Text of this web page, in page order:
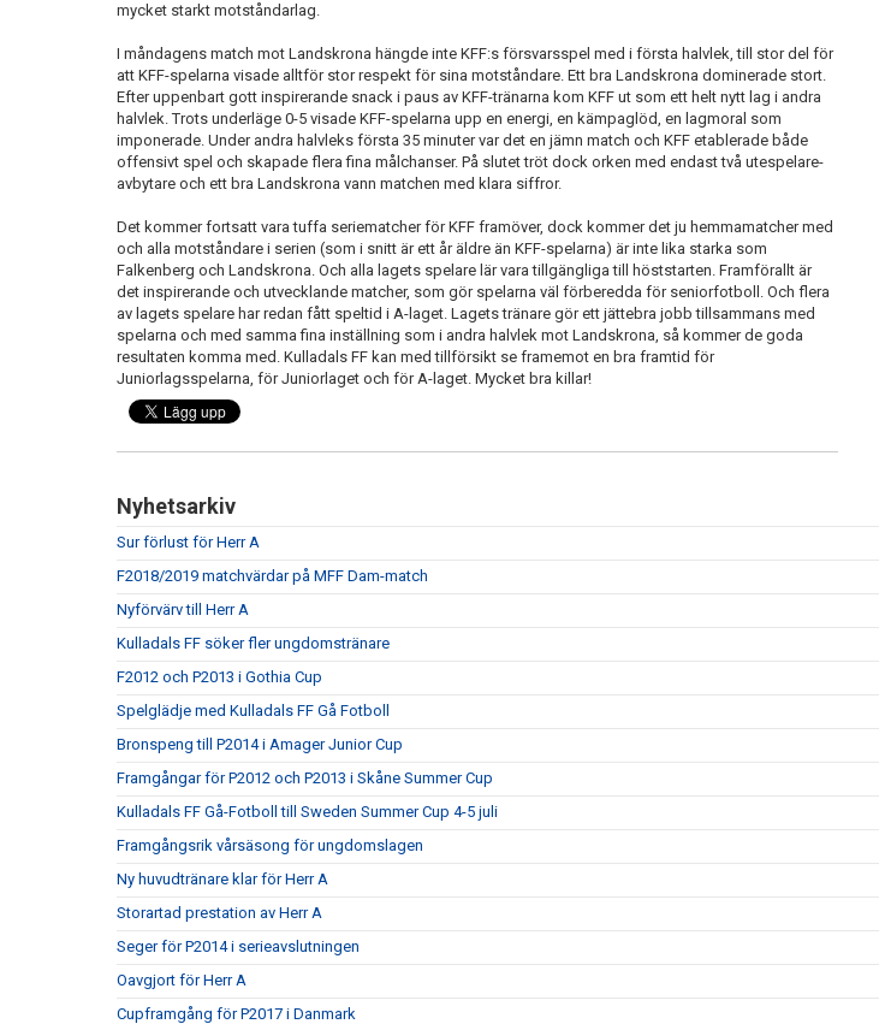
mycket starkt motståndarlag.
I måndagens match mot Landskrona hängde inte KFF:s försvarsspel med i första halvlek, till stor del för
att KFF-spelarna visade alltför stor respekt för sina motståndare. Ett bra Landskrona dominerade stort.
Efter uppenbart gott inspirerande snack i paus av KFF-tränarna kom KFF ut som ett helt nytt lag i andra
halvlek. Trots underläge 0-5 visade KFF-spelarna upp en energi, en kämpaglöd, en lagmoral som
imponerade. Under andra halvleks första 35 minuter var det en jämn match och KFF etablerade både
offensivt spel och skapade flera fina målchanser. På slutet tröt dock orken med endast två utespelare-
avbytare och ett bra Landskrona vann matchen med klara siffror.
Det kommer fortsatt vara tuffa seriematcher för KFF framöver, dock kommer det ju hemmamatcher med
och alla motståndare i serien (som i snitt är ett år äldre än KFF-spelarna) är inte lika starka som
Falkenberg och Landskrona. Och alla lagets spelare lär vara tillgängliga till höststarten. Framförallt är
det inspirerande och utvecklande matcher, som gör spelarna väl förberedda för seniorfotboll. Och flera
av lagets spelare har redan fått speltid i A-laget. Lagets tränare gör ett jättebra jobb tillsammans med
spelarna och med samma fina inställning som i andra halvlek mot Landskrona, så kommer de goda
resultaten komma med. Kulladals FF kan med tillförsikt se framemot en bra framtid för
Juniorlagsspelarna, för Juniorlaget och för A-laget. Mycket bra killar!
Nyhetsarkiv
Sur förlust för Herr A
F2018/2019 matchvärdar på MFF Dam-match
Nyförvärv till Herr A
Kulladals FF söker fler ungdomstränare
F2012 och P2013 i Gothia Cup
Spelglädje med Kulladals FF Gå Fotboll
Bronspeng till P2014 i Amager Junior Cup
Framgångar för P2012 och P2013 i Skåne Summer Cup
Kulladals FF Gå-Fotboll till Sweden Summer Cup 4-5 juli
Framgångsrik vårsäsong för ungdomslagen
Ny huvudtränare klar för Herr A
Storartad prestation av Herr A
Seger för P2014 i serieavslutningen
Oavgjort för Herr A
Cupframgång för P2017 i Danmark